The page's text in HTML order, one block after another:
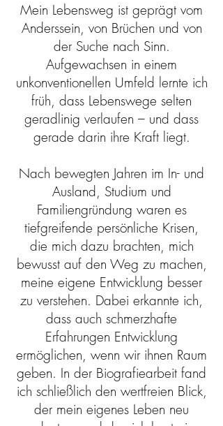
Mein Lebensweg ist geprägt vom
Anderssein, von Brüchen und von
der Suche nach Sinn.
Aufgewachsen in einem
unkonventionellen Umfeld lernte ich
früh, dass Lebenswege selten
geradlinig verlaufen – und dass
gerade darin ihre Kraft liegt.
Nach bewegten Jahren im In- und
Ausland, Studium und
Familiengründung waren es
tiefgreifende persönliche Krisen,
die mich dazu brachten, mich
bewusst auf den Weg zu machen,
meine eigene Entwicklung besser
zu verstehen. Dabei erkannte ich,
dass auch schmerzhafte
Erfahrungen Entwicklung
ermöglichen, wenn wir ihnen Raum
geben. In der Biografiearbeit fand
ich schließlich den wertfreien Blick,
der mein eigenes Leben neu